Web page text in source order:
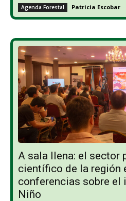
Agenda Forestal Patricia Escobar -
A sala llena: el sector
científico de la región
conferencias sobre el
Niño